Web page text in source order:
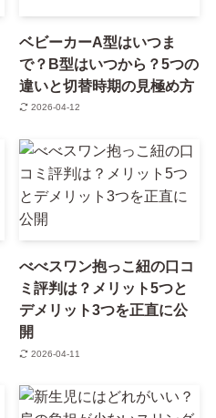
ベビーカーA型はいつま
で？B型はいつから？5つの
違いと切替時期の見極め方
2026-04-12
べべスワン抱っこ紐の口コ
ミ評判は？メリット5つと
デメリット3つを正直に公
開
2026-04-11